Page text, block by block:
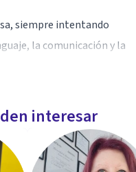
siempre intentando
la comunicación y la
y trato de incorporar estas
interesar